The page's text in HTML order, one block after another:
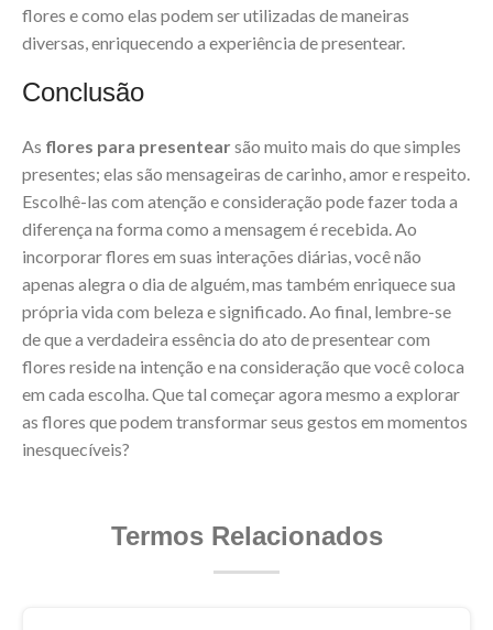
flores e como elas podem ser utilizadas de maneiras
diversas, enriquecendo a experiência de presentear.
Conclusão
As flores para presentearsão muito mais do que simples
presentes; elas são mensageiras de carinho, amor e respeito.
Escolhê-las com atenção e consideração pode fazer toda a
diferença na forma como a mensagem é recebida. Ao
incorporar flores em suas interações diárias, você não
apenas alegra o dia de alguém, mas também enriquece sua
própria vida com beleza e significado. Ao final, lembre-se
de que a verdadeira essência do ato de presentear com
flores reside na intenção e na consideração que você coloca
em cada escolha. Que tal começar agora mesmo a explorar
as flores que podem transformar seus gestos em momentos
inesquecíveis?
Termos Relacionados